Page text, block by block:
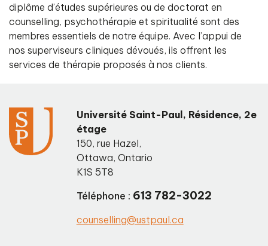
diplôme d’études supérieures ou de doctorat en
counselling, psychothérapie et spiritualité sont des
membres essentiels de notre équipe. Avec l’appui de
nos superviseurs cliniques dévoués, ils offrent les
services de thérapie proposés à nos clients.
Université Saint-Paul, Résidence, 2e
étage
150, rue Hazel,
Ottawa, Ontario
K1S 5T8
Téléphone : 613 782-3022
counselling@ustpaul.ca